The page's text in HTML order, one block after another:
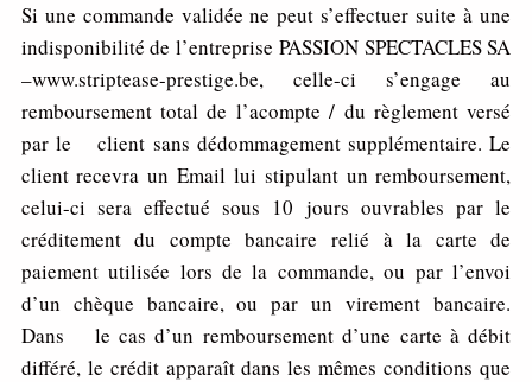
Si une commande validée ne peut s’effectuer suite à une
indisponibilité de l’entreprise PASSION SPECTACLES SA
–www.striptease-prestige.be, celle-ci s’engage au
remboursement total de l’acompte / du règlement versé
par le client sans dédommagement supplémentaire. Le
client recevra un Email lui stipulant un remboursement,
celui-ci sera effectué sous 10 jours ouvrables par le
créditement du compte bancaire relié à la carte de
paiement utilisée lors de la commande, ou par l’envoi
d’un chèque bancaire, ou par un virement bancaire.
Dans le cas d’un remboursement d’une carte à débit
différé, le crédit apparaît dans les mêmes conditions que